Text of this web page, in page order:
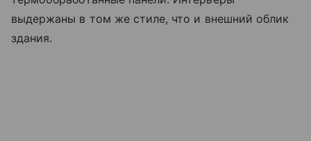
выдержаны в том же стиле, что и внешний облик
здания.